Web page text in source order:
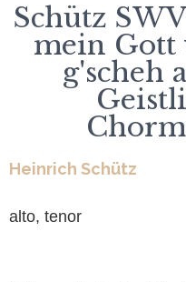
Schütz
mein Gott
g'scheh
Heinrich Schütz
alto, tenor